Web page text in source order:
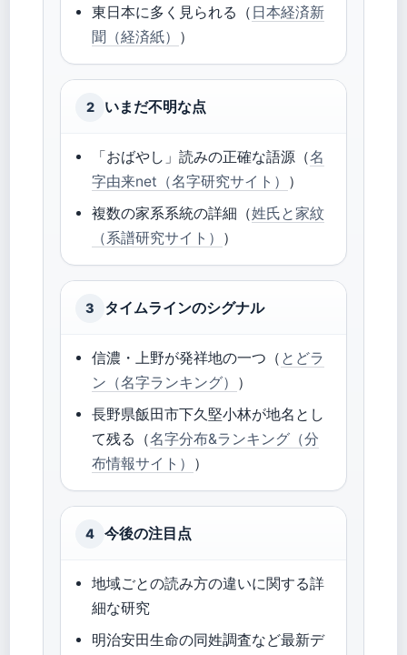
東日本に多く見られる（ 日本経済新
聞（経済紙） ）
2 いまだ不明な点
「おばやし」読みの正確な語源（名
字由来net（名字研究サイト） ）
複数の家系系統の詳細（姓氏と家紋
（系譜研究サイト） ）
3 タイムラインのシグナル
信濃・上野が発祥地の一つ（ とどラ
ン（名字ランキング） ）
長野県飯田市下久堅小林が地名とし
て残る（名字分布&ランキング（分
布情報サイト） ）
4 今後の注目点
地域ごとの読み方の違いに関する詳
細な研究
明治安田生命の同姓調査など最新デ